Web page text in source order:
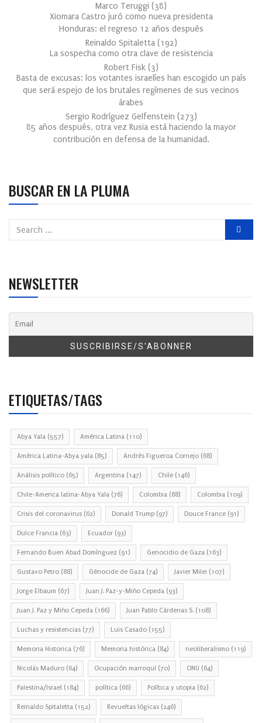
Marco Teruggi (38)
Xiomara Castro juró como nueva presidenta
Honduras: el regreso 12 años después
Reinaldo Spitaletta (192)
La sospecha como otra clave de resistencia
Robert Fisk (3)
Basta de excusas: los votantes israelíes han escogido un país
que será espejo de los brutales regímenes de sus vecinos
árabes
Sergio Rodríguez Gelfenstein (273)
85 años después, otra vez Rusia está haciendo la mayor
contribución en defensa de la humanidad.
BUSCAR EN LA PLUMA
NEWSLETTER
ETIQUETAS/TAGS
Abya Yala (557) América Latina (110)
América Latina-Abya yala (85) Andrés Figueroa Cornejo (68)
Análisis político (65) Argentina (147) Chile (146)
Chile-America latina-Abya Yala (76) Colombia (88) Colombia (109)
Crisis del coronavirus (62) Donald Trump (97) Douce France (91)
Dulce Francia (63) Ecuador (93)
Fernando Buen Abad Domínguez (91) Genocidio de Gaza (163)
Gustavo Petro (88) Génocide de Gaza (74) Javier Milei (107)
Jorge Elbaum (67) Juan J. Paz-y-Miño Cepeda (93)
Juan J. Paz y Miño Cepeda (166) Juan Pablo Cárdenas S. (108)
Luchas y resistencias (77) Luis Casado (155)
Memoria Historica (76) Memoria histórica (84) neoliberalismo (119)
Nicolás Maduro (64) Ocupación marroquí (70) ONU (64)
Palestina/Israel (184) política (66) Política y utopia (62)
Reinaldo Spitaletta (152) Revueltas lógicas (246)